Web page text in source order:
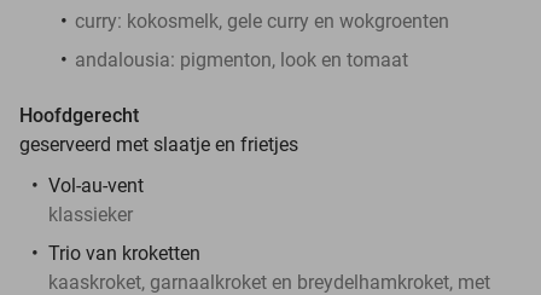
curry: kokosmelk, gele curry en wokgroenten
andalousia: pigmenton, look en tomaat
Hoofdgerecht
geserveerd met slaatje en frietjes
Vol-au-vent
klassieker
Trio van kroketten
kaaskroket, garnaalkroket en breydelhamkroket, met